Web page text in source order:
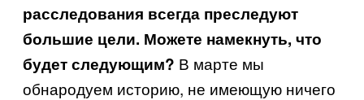
расследования всегда преследуют
большие цели. Можете намекнуть, что
будет следующим? В марте мы
обнародуем историю, не имеющую ничего